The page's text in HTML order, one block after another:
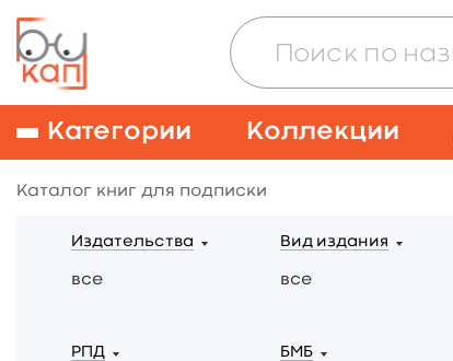
Категории Коллекции
Каталог книг для подписки
Издательства
все
Вид издания
все
РПД БМБ